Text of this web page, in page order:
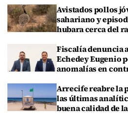
Avistados pollos
sahariano y
hubara cerca del
Fiscalía denuncia
Echedey Eugenio
anomalías en
Arrecife reabre la
las últimas
buena calidad de